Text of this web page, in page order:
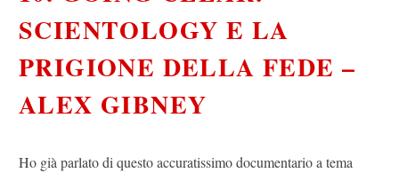
SCIENTOLOGY E LA
PRIGIONE DELLA FEDE –
ALEX GIBNEY
Ho già parlato di questo accuratissimo documentario a tema